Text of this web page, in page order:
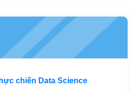
chiến Data Science